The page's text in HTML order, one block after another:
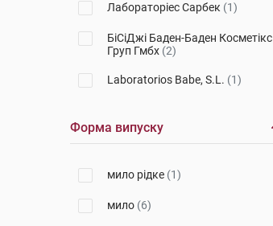
Лабораторіес Сарбек (1)
БіСіДжі Баден-Баден Косметікс
Груп Гмбх (2)
Laboratorios Babe, S.L. (1)
Форма випуску
мило рідке (1)
мило (6)